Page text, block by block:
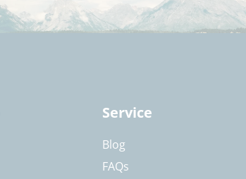
Service
Blog
FAQs